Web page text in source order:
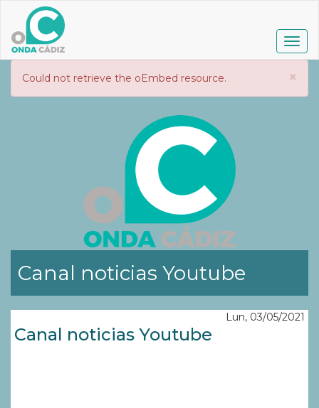
contenido
principal
×
Mensaje
de
Could not retrieve the oEmbed resource.
Canal noticias Youtube
Lun, 03/05/2021
Canal noticias Youtube